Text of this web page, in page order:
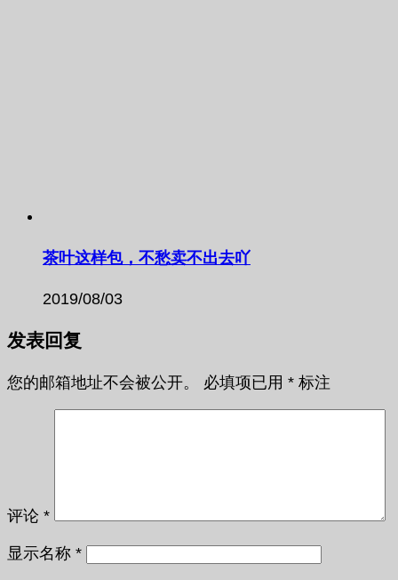
茶叶这样包，不愁卖不出去吖
2019/08/03
发表回复
您的邮箱地址不会被公开。 必填项已用 * 标注
评论 *
显示名称 *